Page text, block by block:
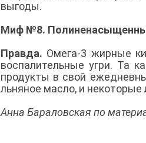
выгоды.
Миф №8.
Правда. Омега-3 жирные
воспалительные угри. Та
продукты в свой
льняное масло, и
Анна Бараловская по